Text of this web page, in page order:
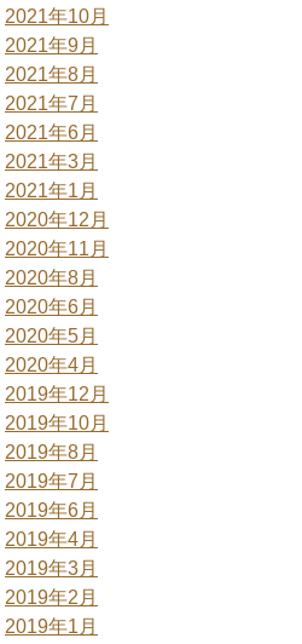
2021年10月
2021年9月
2021年8月
2021年7月
2021年6月
2021年3月
2021年1月
2020年12月
2020年11月
2020年8月
2020年6月
2020年5月
2020年4月
2019年12月
2019年10月
2019年8月
2019年7月
2019年6月
2019年4月
2019年3月
2019年2月
2019年1月